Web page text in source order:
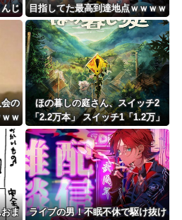
じ
ビ
日
目指してた最高到達地点ｗｗｗｗ
ｗｗｗｗｗｗ
の
ｗ
ほの暮しの庭さん、スイッチ2
「2.2万本」 スイッチ1「1.2万」
PS5「集計不能」←えっ
ま
ライブの男！不眠不休で駆け抜け